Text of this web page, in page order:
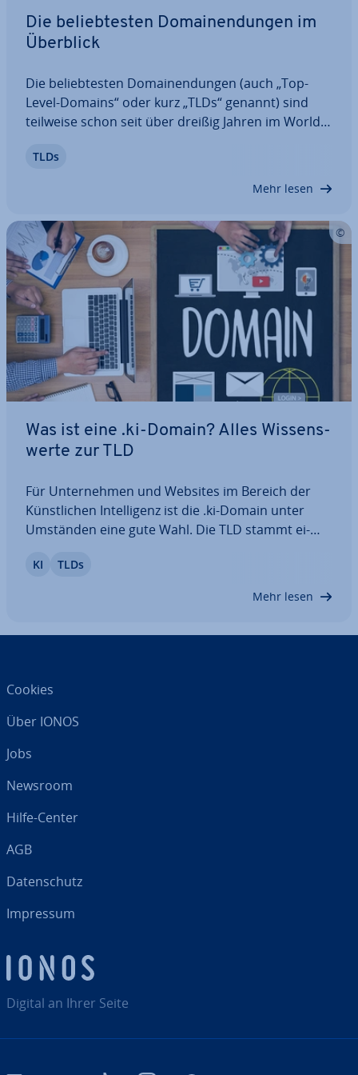
Die be­lieb­tes­ten Do­main­endun­gen im
Überblick
Die be­lieb­tes­ten Do­main­endun­gen (auch „Top-
Level-Domains“ oder kurz „TLDs“ genannt) sind
teilweise schon seit über dreißig Jahren im World
haben sich für diese Endungen ent­schie­den. Vor
TLDs
Mehr lesen
Was ist eine .ki-Domain? Alles Wis­sens­
wer­te zur TLD
Für Un­ter­neh­men und Websites im Bereich der
Künst­li­chen In­tel­li­genz ist die .ki-Domain unter
Umständen eine gute Wahl. Die TLD stammt ei­
auch dafür genutzt werden, um Fach­wis­sen im
KI TLDs
Mehr lesen
Digital an Ihrer Seite
Cookies
Über IONOS
Jobs
Newsroom
Hilfe-Center
AGB
Da­ten­schutz
Impressum